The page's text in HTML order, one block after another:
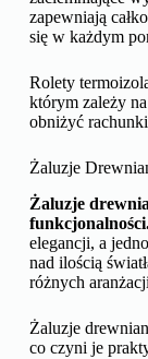
zapewniają
się w każdym
Rolety
którym zależy
obniżyć
Żaluzje
Żaluzje
elegancji, a
nad ilością
różnych
Żaluzje
co czyni je